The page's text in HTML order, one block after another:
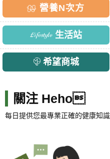
營養N次方
生活站
希望商城
關注 Heho
每日提供您最專業正確的健康知識